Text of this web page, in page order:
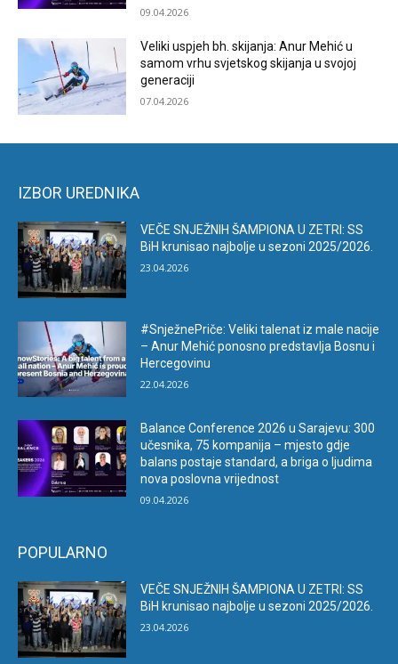
09.04.2026
Veliki uspjeh bh. skijanja: Anur Mehić u
samom vrhu svjetskog skijanja u svojoj
generaciji
07.04.2026
IZBOR UREDNIKA
VEČE SNJEŽNIH ŠAMPIONA U ZETRI: SS
BiH krunisao najbolje u sezoni 2025/2026.
23.04.2026
#SnježnePriče: Veliki talenat iz male nacije
– Anur Mehić ponosno predstavlja Bosnu i
Hercegovinu
22.04.2026
Balance Conference 2026 u Sarajevu: 300
učesnika, 75 kompanija – mjesto gdje
balans postaje standard, a briga o ljudima
nova poslovna vrijednost
09.04.2026
POPULARNO
VEČE SNJEŽNIH ŠAMPIONA U ZETRI: SS
BiH krunisao najbolje u sezoni 2025/2026.
23.04.2026